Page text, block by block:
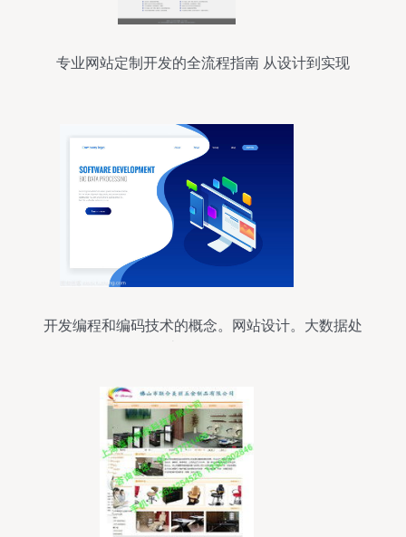
专业网站定制开发的全流程指南 从设计到实现
开发编程和编码技术的概念。网站设计。大数据处